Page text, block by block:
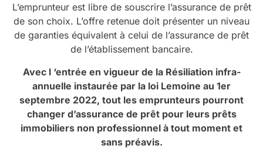
L’emprunteur est libre de souscrire l’assurance de prêt
de son choix. L’offre retenue doit présenter un niveau
de garanties équivalent à celui de l’assurance de prêt
de l’établissement bancaire.
Avec l ‘entrée en vigueur de la Résiliation infra-
annuelle instaurée par la loi Lemoine au 1er
septembre 2022, tout les emprunteurs pourront
changer d’assurance de prêt pour leurs prêts
immobiliers non professionnel à tout moment et
sans préavis.